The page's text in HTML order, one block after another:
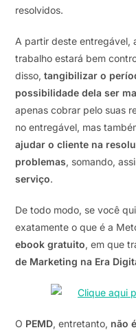
resolvidos.
A partir deste entregável,
trabalho estará bem
disso,tangibilizar o
possibilidade dela ser
apenas cobrar pelo suas
no entregável, mas
ajudar o cliente na
problemas, somando,
serviço.
De todo modo, se você
exatamente o que é a
ebook gratuito, em que
de Marketing na Era
O PEMD, entretanto, não